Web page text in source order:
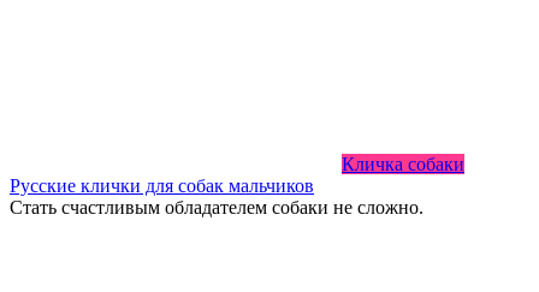
Кличка собаки
Русские клички для собак мальчиков
Стать счастливым обладателем собаки не сложно.